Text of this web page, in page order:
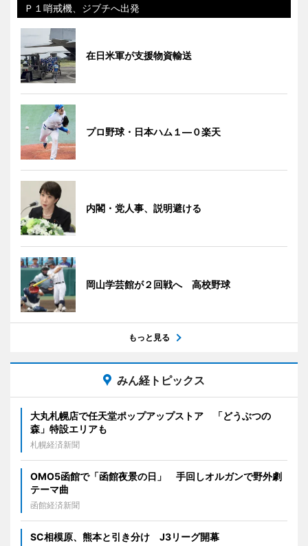
Ｐ１哨戒機、ジブチへ出発
在日米軍が支援物資輸送
プロ野球・日本ハム１―０楽天
内閣・党人事、説明避ける
岡山学芸館が２回戦へ 高校野球
もっと見る
みん経トピックス
大丸札幌店で任天堂ポップアップストア 「どうぶつの
森」特設エリアも
札幌経済新聞
OMO5函館で「函館夜景の日」 手回しオルガンで野外劇
テーマ曲
函館経済新聞
SC相模原、熊本と引き分け J3リーグ開幕